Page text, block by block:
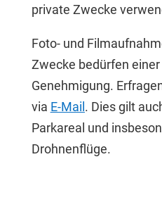
private Zwecke
Foto- und
Zwecke bedürfen
Genehmigung.
via E-Mail. Dies gilt
Parkareal und
Drohnenflüge.